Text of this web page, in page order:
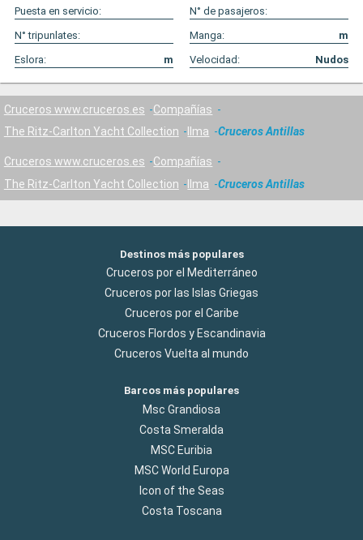
Puesta en servicio:
N° de pasajeros:
N° tripunlates:
Manga:
m
Eslora:
m Velocidad: Nudos
Cruceros www.cruceros.es
Compañías
The Ritz-Carlton Yacht Collection
Ilma Cruceros Antillas
Cruceros www.cruceros.es
Compañías
The Ritz-Carlton Yacht Collection
Ilma Cruceros Antillas
Destinos más populares
Cruceros por el Mediterráneo
Cruceros por las Islas Griegas
Cruceros por el Caribe
Cruceros Flordos y Escandinavia
Cruceros Vuelta al mundo
Barcos más populares
Msc Grandiosa
Costa Smeralda
MSC Euribia
MSC World Europa
Icon of the Seas
Costa Toscana